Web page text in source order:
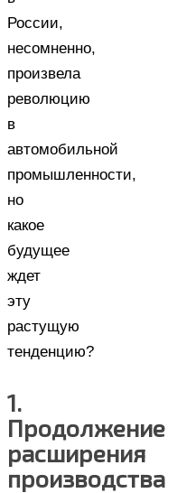
России,
несомненно,
произвела
революцию
в
автомобильной
промышленности,
но
какое
будущее
ждет
эту
растущую
тенденцию?
1.
Продолжение
расширения
производства